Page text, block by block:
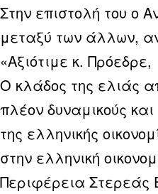
Στην επιστολή του ο
μεταξύ των άλλων,
«Αξιότιμε κ. Πρόεδρε,
Ο κλάδος της ελιάς
πλέον δυναμικούς
της ελληνικής
στην ελληνική
Περιφέρεια Στερεάς